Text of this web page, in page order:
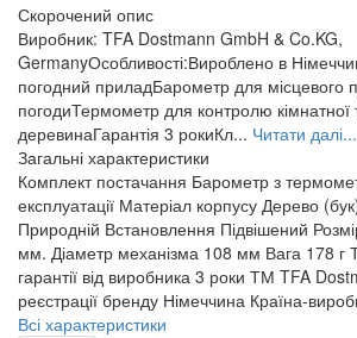
Скорочений опис
Виробник: TFA Dostmann GmbH & Co.KG,
GermanyОсобливості:Вироблено в
погодний приладБарометр для місцевого
погодиТермометр для контролю
деревинаГарантія 3 рокиКл... Читати далі...
Загальні характеристики
Комплект постачання Барометр з
експлуатації Матеріал корпусу Дерево
Природній Встановлення Підвішений
мм. Діаметр механізма 108 мм Вага 178 г
гарантії від виробника 3 роки ТМ TFA
реєстрації бренду Німеччина Країна-
Всі характеристики